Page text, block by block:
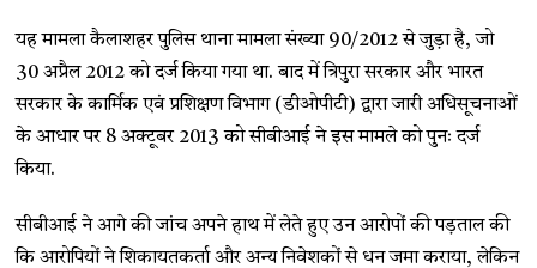
यह मामला कैलाशहर पुलिस थाना मामला संख्या 90/2012 से जुड़ा है, जो
30 अप्रैल 2012 को दर्ज किया गया था. बाद में त्रिपुरा सरकार और भारत
सरकार के कार्मिक एवं प्रशिक्षण विभाग (डीओपीटी) द्वारा जारी अधिसूचनाओं
के आधार पर 8 अक्टूबर 2013 को सीबीआई ने इस मामले को पुनः दर्ज
किया.
सीबीआई ने आगे की जांच अपने हाथ में लेते हुए उन आरोपों की पड़ताल की
कि आरोपियों ने शिकायतकर्ता और अन्य निवेशकों से धन जमा कराया, लेकिन